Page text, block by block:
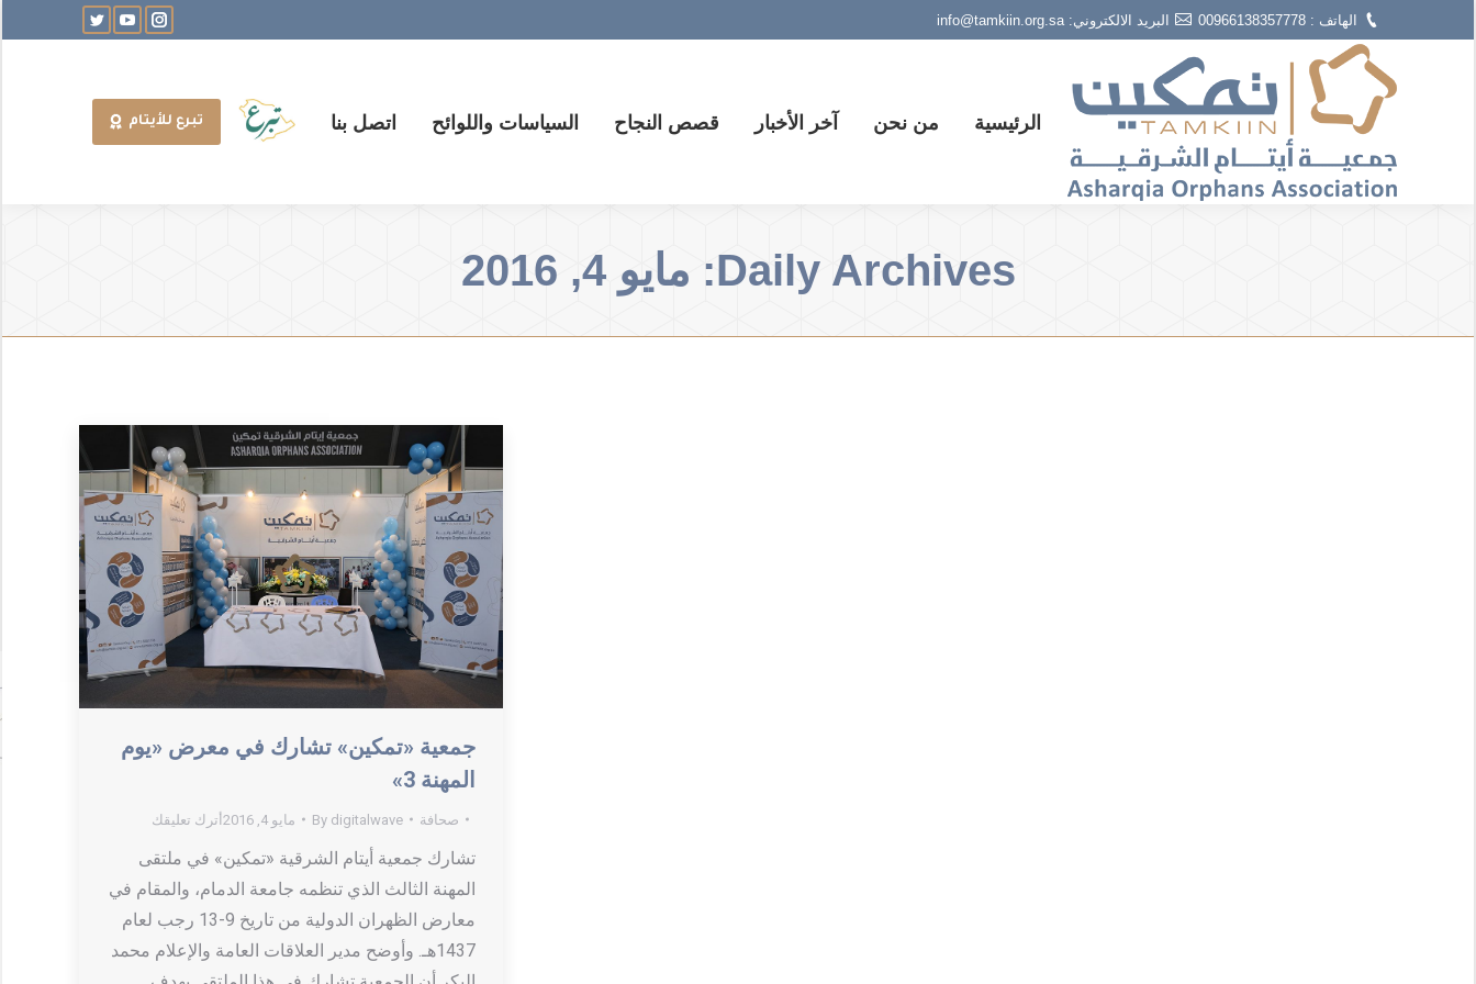
الهاتف : 00966138357778 البريد الالكتروني: info@tamkiin.org.sa Instagram
YouTube
Twitter
الرئيسية من نحن آخر الأخبار قصص النجاح السياسات واللوائح اتصل بنا تبرع للأيتام
Daily Archives: مايو 4, 2016
جمعية «تمكين» تشارك في معرض «يوم
المهنة 3»
صحافة By digitalwave مايو 4, 2016 أترك تعليقك
تشارك جمعية أيتام الشرقية «تمكين» في ملتقى
المهنة الثالث الذي تنظمه جامعة الدمام، والمقام في
معارض الظهران الدولية من تاريخ 9-13 رجب لعام
1437هـ. وأوضح مدير العلاقات العامة والإعلام محمد